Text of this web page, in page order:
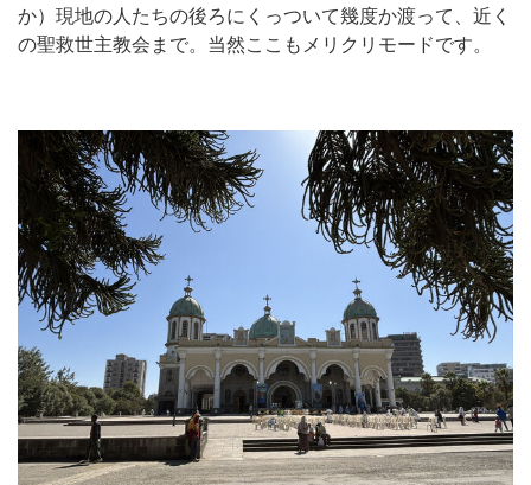
か）現地の人たちの後ろにくっついて幾度か渡って、近く
の聖救世主教会まで。当然ここもメリクリモードです。